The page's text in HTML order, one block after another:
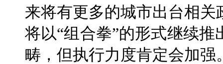
来将有更多的城市出台相
将以“组合拳”的形式继续
畴，但执行力度肯定会加强